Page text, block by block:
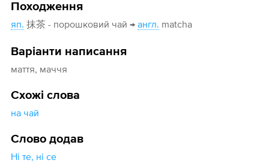
Походження
яп. 抹茶 - порошковий чай → англ. matcha
Варіанти написання
маття, маччя
Схожі слова
на чай
Слово додав
Ні те, ні се